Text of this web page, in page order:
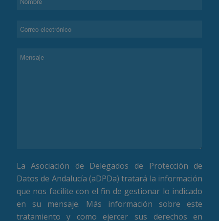
La Asociación de Delegados de Protección de
Datos de Andalucía (aDPDa) tratará la información
que nos facilite con el fin de gestionar lo indicado
en su mensaje. Más información sobre este
tratamiento y como ejercer sus derechos en